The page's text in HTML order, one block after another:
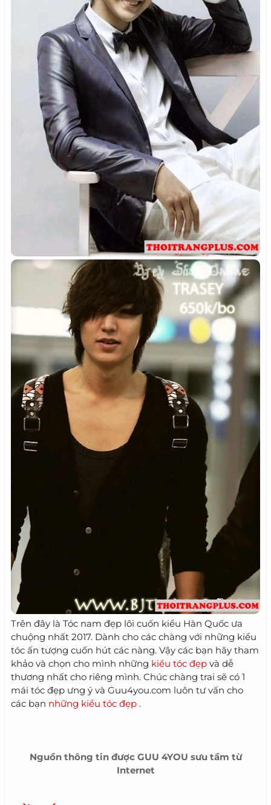
Trên đây là Tóc nam đẹp lôi cuốn kiểu Hàn Quốc ưa
chuộng nhất 2017. Dành cho các chàng với những kiểu
tóc ấn tượng cuốn hút các nàng. Vậy các bạn hãy tham
khảo và chọn cho mình những kiểu tóc đẹp và dễ
thương nhất cho riêng mình. Chúc chàng trai sẽ có 1
mái tóc đẹp ưng ý và Guu4you.com luôn tư vấn cho
các bạn những kiểu tóc đẹp .
Nguồn thông tin được GUU 4YOU sưu tầm từ
Internet